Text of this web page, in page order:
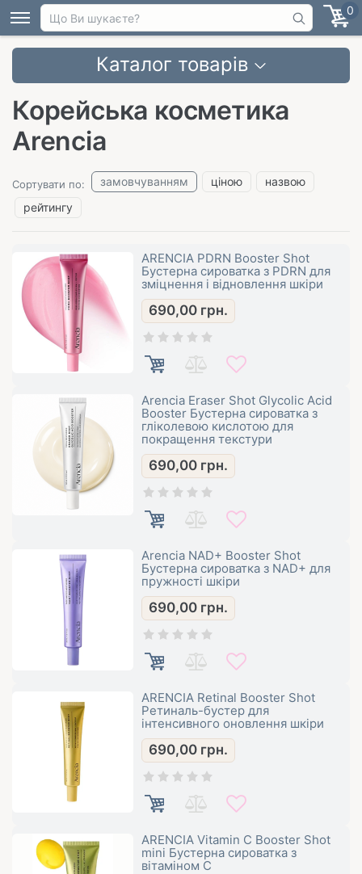
0
Каталог товарів
Корейська косметика
Arencia
Сортувати по: замовчуванням ціною
назвою
рейтингу
ARENCIA PDRN Booster Shot
Бустерна сироватка з PDRN для
зміцнення і відновлення шкіри
690,00 грн.
Arencia Eraser Shot Glycolic Acid
Booster Бустерна сироватка з
гліколевою кислотою для
покращення текстури
690,00 грн.
Arencia NAD+ Booster Shot
Бустерна сироватка з NAD+ для
пружності шкіри
690,00 грн.
ARENCIA Retinal Booster Shot
Ретиналь-бустер для
інтенсивного оновлення шкіри
690,00 грн.
ARENCIA Vitamin C Booster Shot
mini Бустерна сироватка з
вітаміном С